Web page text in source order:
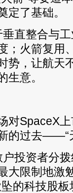
定了基础。
直整合与
；火箭复用
势，让航天
生意。
对SpaceX
的过去——“
投资者分
大限制地激
的科技股